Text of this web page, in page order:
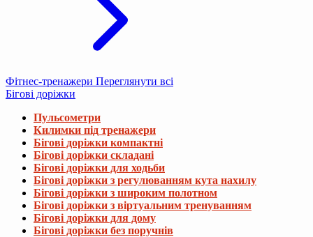
Фітнес-тренажери Переглянути всі
Бігові доріжки
Пульсометри
Килимки під тренажери
Бігові доріжки компактні
Бігові доріжки складані
Бігові доріжки для ходьби
Бігові доріжки з регулюванням кута нахилу
Бігові доріжки з широким полотном
Бігові доріжки з віртуальним тренуванням
Бігові доріжки для дому
Бігові доріжки без поручнів